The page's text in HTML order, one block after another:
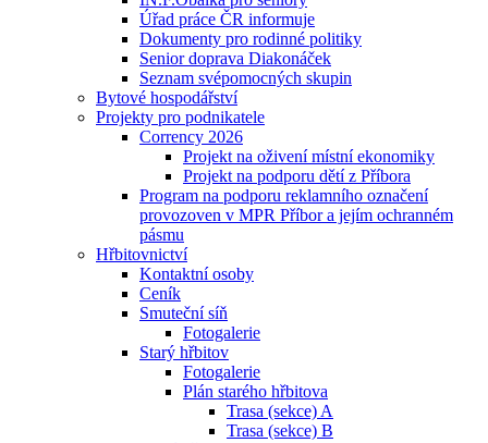
Úřad práce ČR informuje
Dokumenty pro rodinné politiky
Senior doprava Diakonáček
Seznam svépomocných skupin
Bytové hospodářství
Projekty pro podnikatele
Corrency 2026
Projekt na oživení místní ekonomiky
Projekt na podporu dětí z Příbora
Program na podporu reklamního označení
provozoven v MPR Příbor a jejím ochranném
pásmu
Hřbitovnictví
Kontaktní osoby
Ceník
Smuteční síň
Fotogalerie
Starý hřbitov
Fotogalerie
Plán starého hřbitova
Trasa (sekce) A
Trasa (sekce) B